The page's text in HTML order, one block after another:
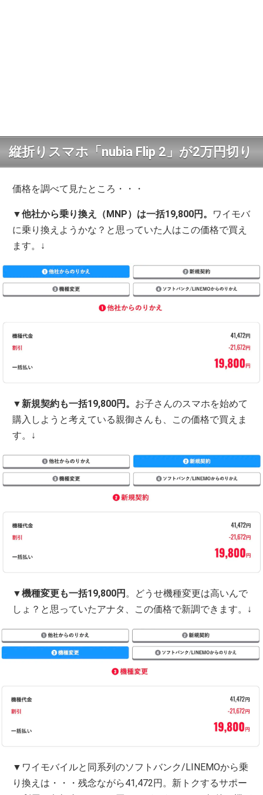
縦折りスマホ「nubia Flip 2」が2万円切り
価格を調べて見たところ・・・
▼他社から乗り換え（MNP）は一括19,800円。 ワイモバ
に乗り換えようかな？と思っていた人はこの価格で買え
ます。↓
▼新規契約も一括19,800円。 お子さんのスマホを始めて
購入しようと考えている親御さんも、この価格で買えま
す。↓
▼機種変更も一括19,800円 。どうせ機種変更は高いんで
しょ？と思っていたアナタ、この価格で新調できます。↓
▼ワイモバイルと同系列のソフトバンク/LINEMOから乗
り換えは・・・残念ながら41,472円。新トクするサポー